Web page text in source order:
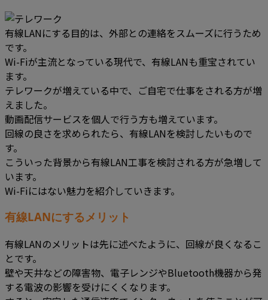
有線LANにする目的は、外部との連絡をスムーズに行うため
です。
Wi-Fiが主流となっている現代で、有線LANも重宝されてい
ます。
テレワークが増えている中で、ご自宅で仕事をされる方が増
えました。
動画配信サービスを個人で行う方も増えています。
回線の良さを求められたら、有線LANを検討したいもので
す。
こういった背景から有線LAN工事を検討される方が急増して
います。
Wi-Fiにはない魅力を紹介していきます。
有線LANにするメリット
有線LANのメリットは先に述べたように、回線が良くなるこ
とです。
壁や天井などの障害物、電子レンジやBluetooth機器から発
する電波の影響を受けにくくなります。